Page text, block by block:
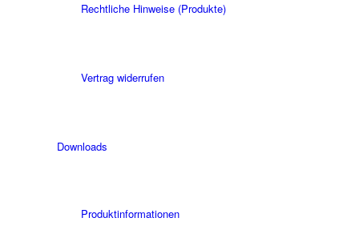
Rechtliche Hinweise (Produkte)
Vertrag widerrufen
Downloads
Produktinformationen